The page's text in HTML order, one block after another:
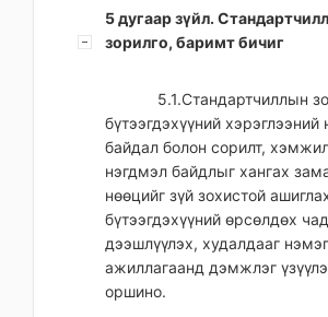
5 дугаар зүйл.
зорилго, баримт бичиг
5.1.Стандартчиллын
бүтээгдэхүүний хэрэглээний
байдал болон сорилт,
нэгдмэл байдлыг хангах
нөөцийг зүй зохистой
бүтээгдэхүүний өрсөлдөх
дээшлүүлэх, худалдааг
ажиллагаанд дэмжлэг
оршино.